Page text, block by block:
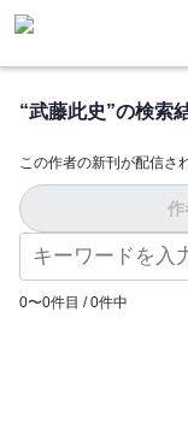
“武藤此史”の検索
この作者の新刊が配信さ
作
0〜0件目 / 0件中